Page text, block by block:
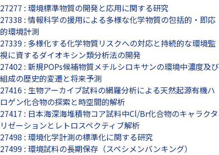
27277 : 環境標準物質の開発と応用に関する研究
27338 : 情報科学の援用による多様な化学物質の包括的・即応
的環境計測
27339 : 多様化する化学物質リスクへの対応と持続的な環境監
視に資するダイオキシン類分析法の開発
27402 : 新規POPs候補物質メチルシロキサンの環境中濃度及び
組成の歴史的変遷と将来予測
27416 : 生物アーカイブ試料の網羅分析による天然起源有機ハ
ロゲン化合物の探索と時空間的解析
27417 : 日本海深海堆積物コア試料中Cl/Br化合物のキャラクタ
リゼーションとレトロスペクティブ解析
27498 : 環境化学計測の標準化に関する研究
27499 : 環境試料の長期保存（スペシメンバンキング）